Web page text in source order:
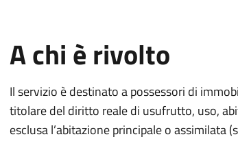
A chi è rivolto
Il servizio è destinato apossessori di
titolare del diritto reale di usufrutto, uso,
esclusa l’abitazione principale o assimilata